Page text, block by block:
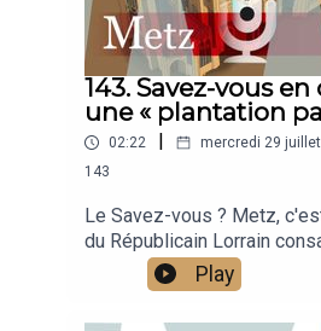
143. Savez-vous
une « plantation
02:22 | mercredi 29
143
Le Savez-vous ? Metz,
du Républicain Lorrain
ce que vous ignorez sur
par Jean-Marie Russe
réalisés par la rédaction
Play